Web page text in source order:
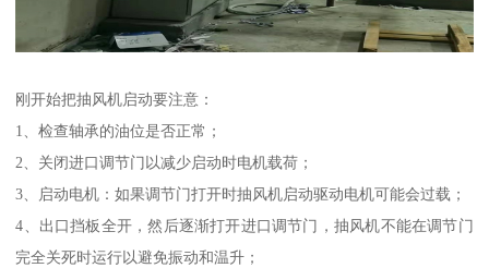
刚开始把抽风机启动要注意：
1、检查轴承的油位是否正常；
2、关闭进口调节门以减少启动时电机载荷；
3、启动电机：如果调节门打开时抽风机启动驱动电机可能会过载；
4、出口挡板全开，然后逐渐打开进口调节门，抽风机不能在调节门
完全关死时运行以避免振动和温升；